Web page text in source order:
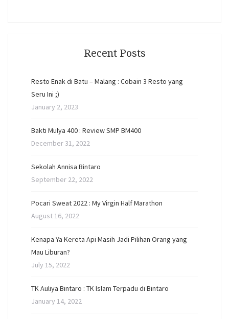
Recent Posts
Resto Enak di Batu – Malang : Cobain 3 Resto yang
Seru Ini ;)
January 2, 2023
Bakti Mulya 400 : Review SMP BM400
December 31, 2022
Sekolah Annisa Bintaro
September 22, 2022
Pocari Sweat 2022 : My Virgin Half Marathon
August 16, 2022
Kenapa Ya Kereta Api Masih Jadi Pilihan Orang yang
Mau Liburan?
July 15, 2022
TK Auliya Bintaro : TK Islam Terpadu di Bintaro
January 14, 2022